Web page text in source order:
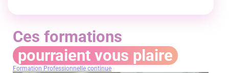
paramètres clés de l’interface d’IAg.
européennes.
Utilisation éthique et responsable dans la
formulation d’instructions précises.
Ces formations
pourraient vous plaire
Formation Professionnelle continue